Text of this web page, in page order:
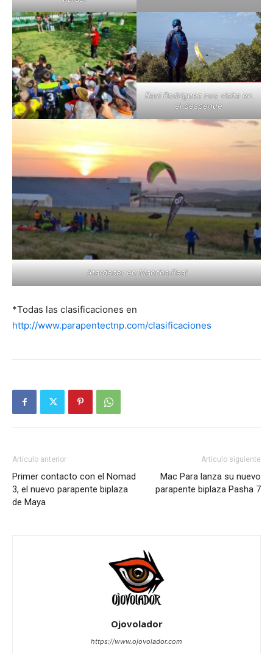
Raul Rodriguez nos visita en
el despegue
Atardecer en Mancha Real
*Todas las clasificaciones en
http://www.parapentectnp.com/clasificaciones
Artículo anterior
Primer contacto con el Nomad
3, el nuevo parapente biplaza
de Maya
Artículo siguiente
Mac Para lanza su nuevo
parapente biplaza Pasha 7
Ojovolador
https://www.ojovolador.com